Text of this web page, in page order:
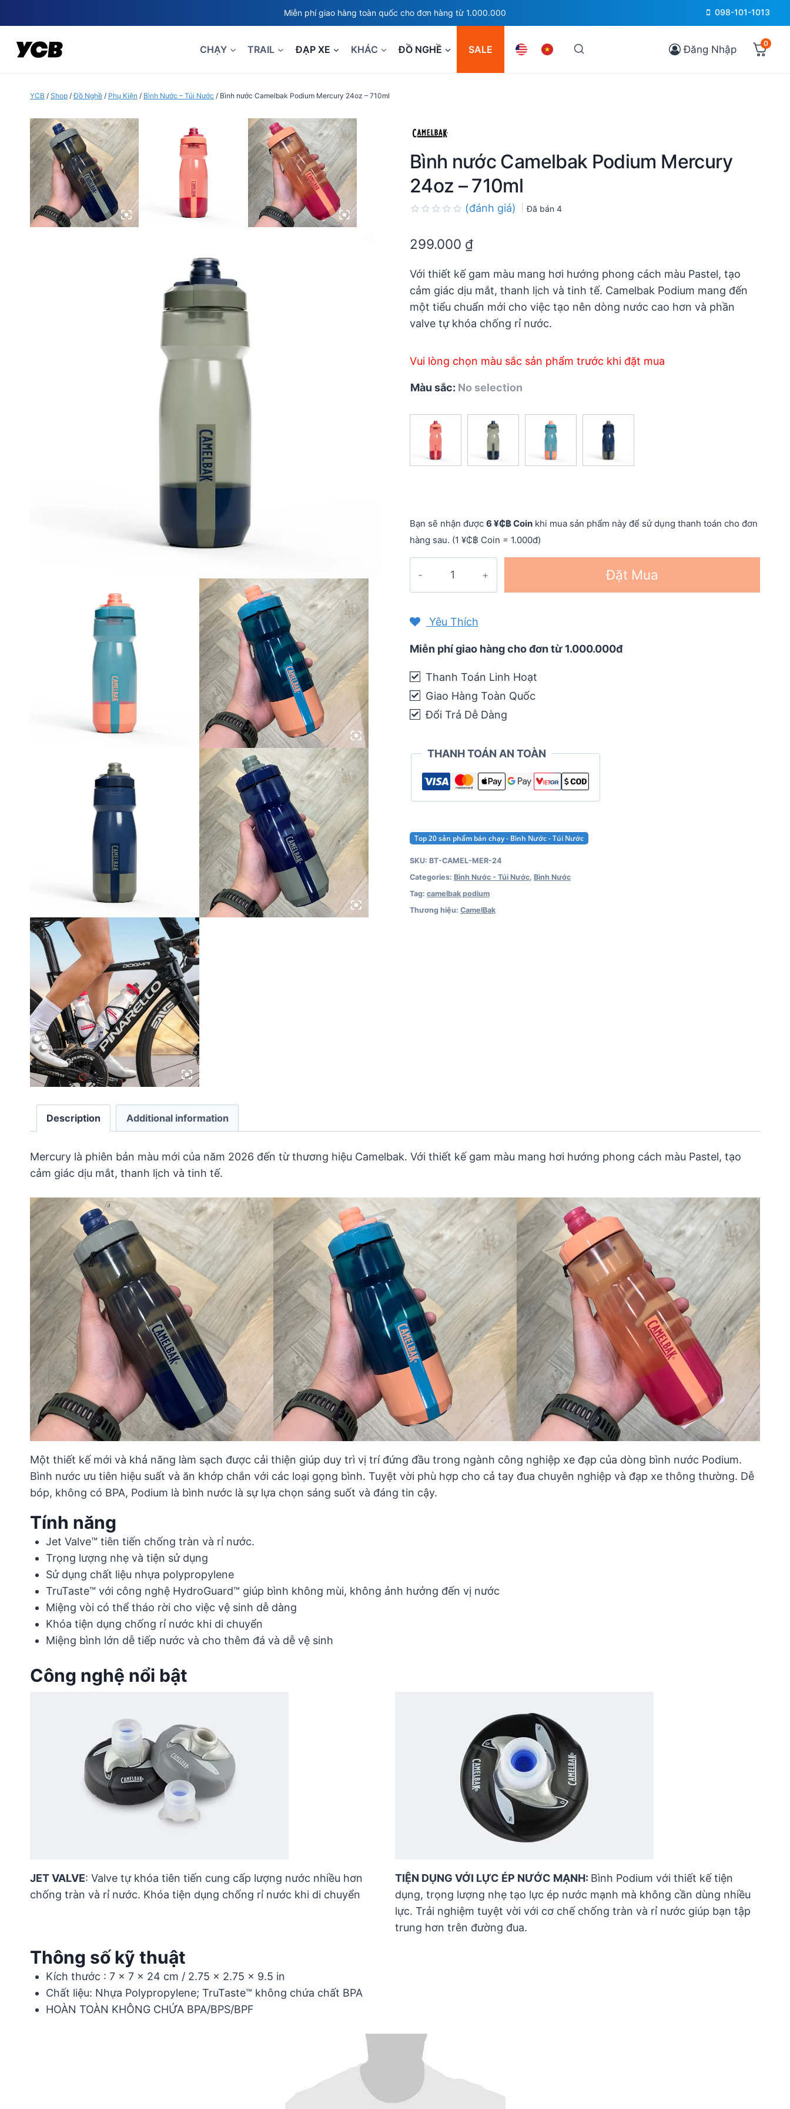
to
content
Miễn phí giao hàng toàn quốc cho đơn hàng từ 1.000.000 098-101-1013
CHẠY TRAIL ĐẠP XE KHÁC ĐỒ NGHỀ SALE Đăng Nhập 0
YCB / Shop /Đồ Nghề / Phụ Kiện / Bình Nước – Túi Nước / Bình nước Camelbak Podium Mercury 24oz – 710ml
Bình nước Camelbak Podium Mercury
24oz – 710ml
out
(đánh giá) Đã bán 4
299.000 ₫
Với thiết kế gam màu mang hơi hướng phong cách màu Pastel, tạo
cảm giác dịu mắt, thanh lịch và tinh tế. Camelbak Podium mang đến
một tiểu chuẩn mới cho việc tạo nên dòng nước cao hơn và phần
valve tự khóa chống rỉ nước.
Vui lòng chọn màu sắc sản phẩm trước khi đặt mua
Màu sắc: No selection
Bạn sẽ nhận được 6 ¥₵฿ Coinkhi mua sản phẩm này để sử dụng thanh toán cho đơn
hàng sau. (1 ¥₵฿ Coin = 1.000đ)
Podium
24oz
710ml
quantity
Đặt Mua
Yêu Thích
Miễn phí giao hàng cho đơn từ 1.000.000đ
Thanh Toán Linh Hoạt
Giao Hàng Toàn Quốc
Đổi Trả Dễ Dàng
THANH TOÁN AN TOÀN
Top 20 sản phẩm bán chạy - Bình Nước - Túi Nước
SKU: BT-CAMEL-MER-24
Categories: Bình Nước - Túi Nước, Bình Nước
Tag: camelbak podium
Thương hiệu: CamelBak
Description Additional information
Mercury là phiên bản màu mới của năm 2026 đến từ thương hiệu Camelbak. Với thiết kế gam màu mang hơi hướng phong cách màu Pastel, tạo
cảm giác dịu mắt, thanh lịch và tinh tế.
Một thiết kế mới và khả năng làm sạch được cải thiện giúp duy trì vị trí đứng đầu trong ngành công nghiệp xe đạp của dòng bình nước Podium.
Bình nước ưu tiên hiệu suất và ăn khớp chắn với các loại gọng bình. Tuyệt vời phù hợp cho cả tay đua chuyên nghiệp và đạp xe thông thường. Dễ
bóp, không có BPA, Podium là bình nước là sự lựa chọn sáng suốt và đáng tin cậy.
Tính năng
Jet Valve™ tiên tiến chống tràn và rỉ nước.
Trọng lượng nhẹ và tiện sử dụng
Sử dụng chất liệu nhựa polypropylene
TruTaste™ với công nghệ HydroGuard™ giúp bình không mùi, không ảnh hưởng đến vị nước
Miệng vòi có thể tháo rời cho việc vệ sinh dễ dàng
Khóa tiện dụng chống rỉ nước khi di chuyển
Miệng bình lớn dễ tiếp nước và cho thêm đá và dễ vệ sinh
Công nghệ nổi bật
JET VALVE: Valve tự khóa tiên tiến cung cấp lượng nước nhiều hơn
chống tràn và rỉ nước. Khóa tiện dụng chống rỉ nước khi di chuyển
TIỆN DỤNG VỚI LỰC ÉP NƯỚC MẠNH: Bình Podium với thiết kế tiện
dụng, trọng lượng nhẹ tạo lực ép nước mạnh mà không cần dùng nhiều
lực. Trải nghiệm tuyệt vời với cơ chế chống tràn và rỉ nước giúp bạn tập
trung hơn trên đường đua.
Thông số kỹ thuật
Kích thước : 7 x 7 x 24 cm / 2.75 x 2.75 x 9.5 in
Chất liệu: Nhựa Polypropylene; TruTaste™ không chứa chất BPA
HOÀN TOÀN KHÔNG CHỨA BPA/BPS/BPF